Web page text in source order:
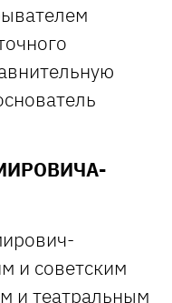
и советским
и театральным